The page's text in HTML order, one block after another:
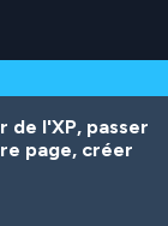
de l'XP, passer
page, créer